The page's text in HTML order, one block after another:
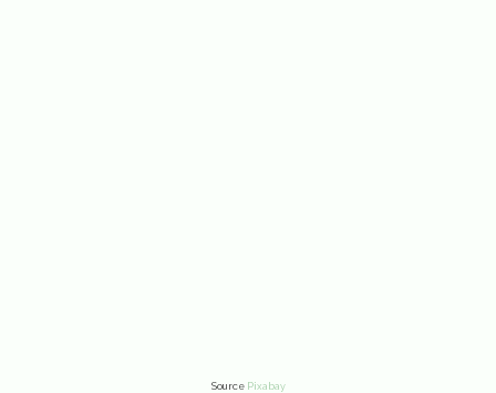
Source Pixabay